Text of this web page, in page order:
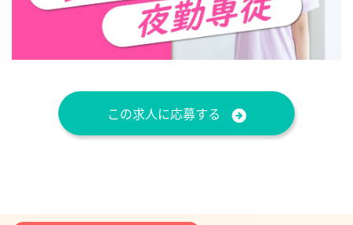
この求人に応募する